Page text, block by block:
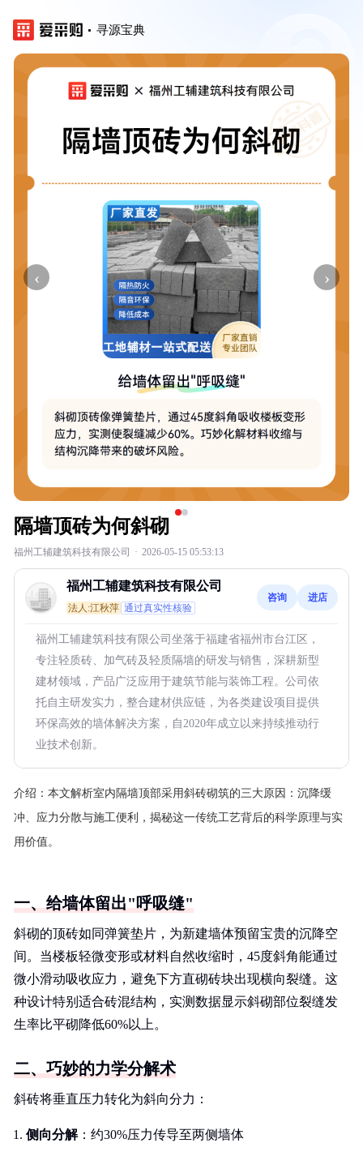
寻源宝典
‹ ›
隔墙顶砖为何斜砌
福州工辅建筑科技有限公司 · 2026-05-15 05:53:13
福州工辅建筑科技有限公司
法人:江秋萍 通过真实性核验
咨询 进店
福州工辅建筑科技有限公司坐落于福建省福州市台江区，
专注轻质砖、加气砖及轻质隔墙的研发与销售，深耕新型
建材领域，产品广泛应用于建筑节能与装饰工程。公司依
托自主研发实力，整合建材供应链，为各类建设项目提供
环保高效的墙体解决方案，自2020年成立以来持续推动行
业技术创新。
介绍： 本文解析室内隔墙顶部采用斜砖砌筑的三大原因：沉降缓
冲、应力分散与施工便利，揭秘这一传统工艺背后的科学原理与实
用价值。
一、给墙体留出"呼吸缝"
斜砌的顶砖如同弹簧垫片，为新建墙体预留宝贵的沉降空
间。当楼板轻微变形或材料自然收缩时，45度斜角能通过
微小滑动吸收应力，避免下方直砌砖块出现横向裂缝。这
种设计特别适合砖混结构，实测数据显示斜砌部位裂缝发
生率比平砌降低60%以上。
二、巧妙的力学分解术
斜砖将垂直压力转化为斜向分力：
侧向分解：约30%压力传导至两侧墙体